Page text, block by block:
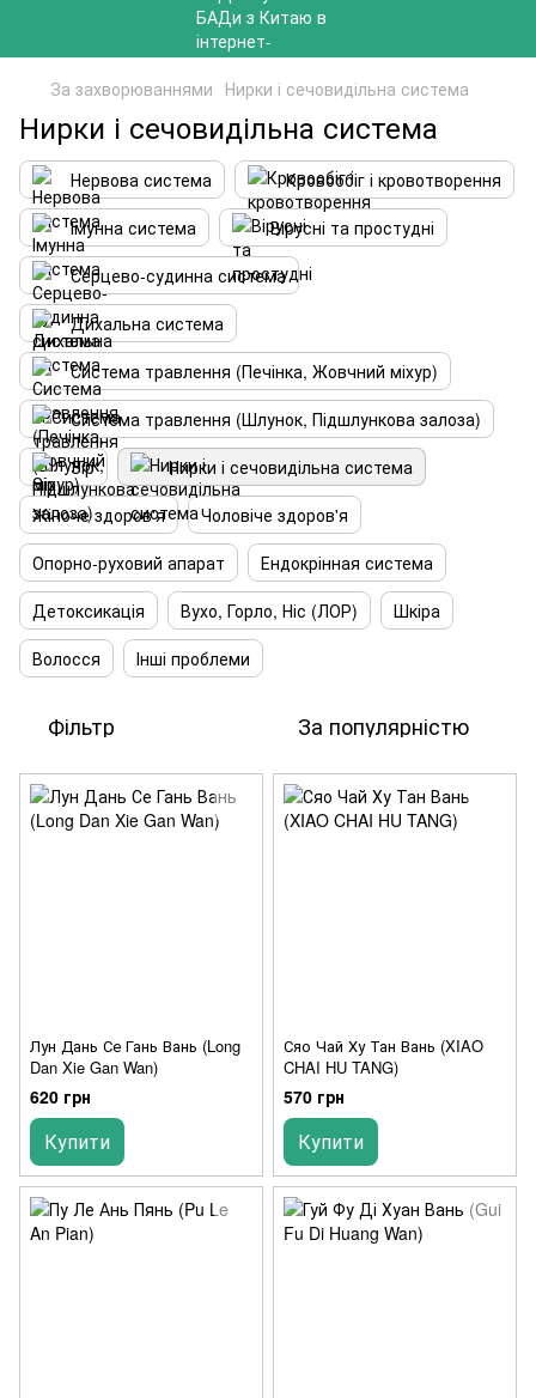
За захворюваннями Нирки і сечовидільна система
Нирки і сечовидільна система
Нервова система
Кровообіг і кровотворення
Імунна система
Вірусні та простудні
Серцево-судинна система
Дихальна система
Система травлення (Печінка, Жовчний міхур)
Система травлення (Шлунок, Підшлункова залоза)
Зір
Нирки і сечовидільна система
Жіноче здоров'я
Чоловіче здоров'я
Опорно-руховий апарат
Ендокрінная система
Детоксикація
Вухо, Горло, Ніс (ЛОР)
Шкіра
Волосся
Інші проблеми
Фільтр За популярністю
Лун Дань Се Гань Вань (Long
Dan Xie Gan Wan)
620 грн
Купити
Сяо Чай Ху Тан Вань (XIAO
CHAI HU TANG)
570 грн
Купити